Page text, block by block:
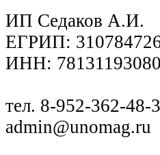
ИП Седаков А.И.
ЕГРИП:
ИНН:
тел. 8-952-362-48-
admin@unomag.ru